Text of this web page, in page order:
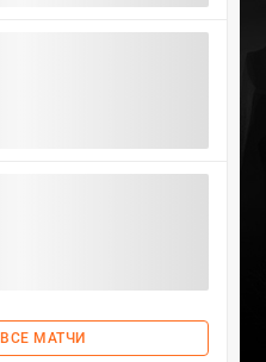
ВСЕ МАТЧИ